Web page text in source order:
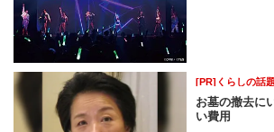
[PR]くらしの話題
お墓の撤去に
い費用